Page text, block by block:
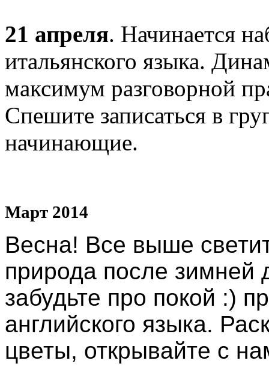
21 апреля. Начинается
итальянского языка.
максимум разговорной
Спешите записаться в
начинающие.
Март 2014
Весна! Все выше
природа после
забудьте про покой :)
английского языка.
цветы, открывайте с